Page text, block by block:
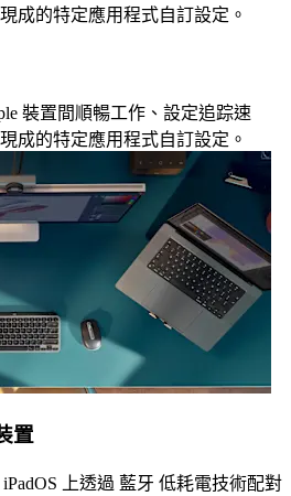
成的特定應用程式自訂設定。
裝置間順暢工作、設定追踪速
成的特定應用程式自訂設定。
置
上透過 藍牙 低耗電技術配對